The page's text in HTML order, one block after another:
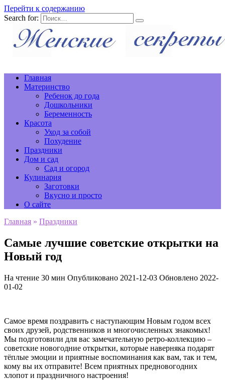
Перейти к содержанию
Search for:
Главная
Материнство
Ребенок до года
Дошкольники
Беременность
Красота
Уход за собой
Похудение
Праздники
Дом и сад
Сад и огород
Кулинария
Заготовки
Вкусно и просто
О сайте
Главная » Праздники
Самые лучшие советские открытки на
Новый год
На чтение 30 мин Опубликовано 2021-12-03 Обновлено 2022-
01-02
Самое время поздравить с наступающим Новым годом всех
своих друзей, родственников и многочисленных знакомых!
Мы подготовили для вас замечательную ретро-коллекцию –
советские новогодние открытки, которые наверняка подарят
тёплые эмоции и приятные воспоминания как вам, так и тем,
кому вы их отправите! Всем приятных предновогодних
хлопот и праздничного настроения!